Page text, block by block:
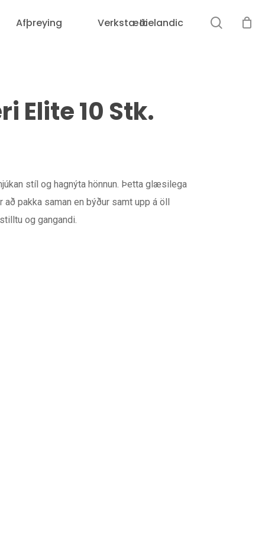
Afþreying VerkstæðiIcelandic
Elite 10 Stk.
stíl og hagnýta hönnun. Þetta glæsilega
pakka saman en býður samt upp á öll
og gangandi.